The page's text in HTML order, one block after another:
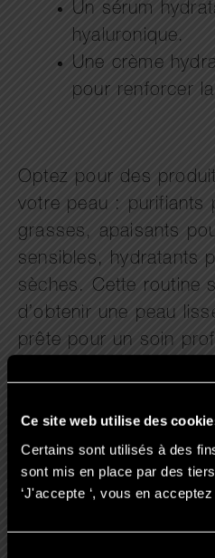
Ce site web utilise des
Certains sont utilisés à des
sont mis en place par des
‘J'accepte ‘, vous en acceptez
Un sérum
hyaluronique.
Une crème
pour renforcer
Optez pour des
votre peau : purifiants
grasses, apaisants
sensibles, hydratants
sèches. Cette routine
d’obtenir une peau
prête pour un soin
Pourquoi faire
visage en